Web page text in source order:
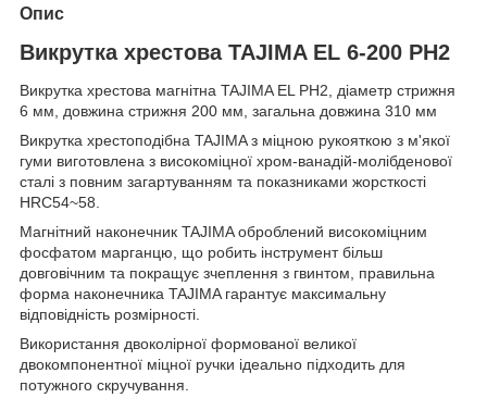
Опис
Викрутка хрестова TAJIMA EL 6-200 PH2
Викрутка хрестова магнітна TAJIMA EL PH2, діаметр стрижня
6 мм, довжина стрижня 200 мм, загальна довжина 310 мм
Викрутка хрестоподібна TAJIMA з міцною рукояткою з м'якої
гуми виготовлена з високоміцної хром-ванадій-молібденової
сталі з повним загартуванням та показниками жорсткості
HRC54~58.
Магнітний наконечник TAJIMA оброблений високоміцним
фосфатом марганцю, що робить інструмент більш
довговічним та покращує зчеплення з гвинтом, правильна
форма наконечника TAJIMA гарантує максимальну
відповідність розмірності.
Використання двоколірної формованої великої
двокомпонентної міцної ручки ідеально підходить для
потужного скручування.